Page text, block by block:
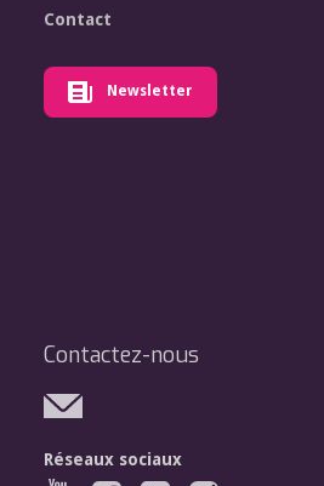
Contact
Newsletter
Contactez-nous
Réseaux sociaux